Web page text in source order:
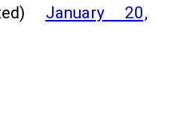
January 20,